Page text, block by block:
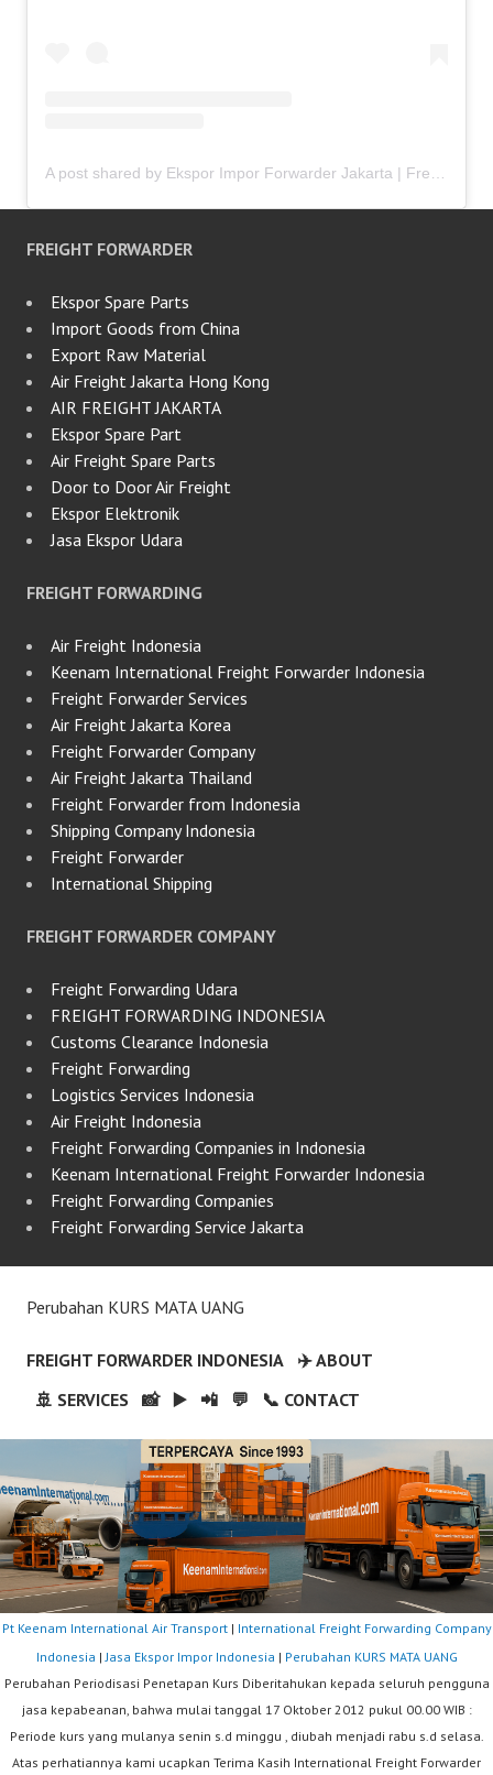
FREIGHT FORWARDER
Ekspor Spare Parts
Import Goods from China
Export Raw Material
Air Freight Jakarta Hong Kong
AIR FREIGHT JAKARTA
Ekspor Spare Part
Air Freight Spare Parts
Door to Door Air Freight
Ekspor Elektronik
Jasa Ekspor Udara
FREIGHT FORWARDING
Air Freight Indonesia
Keenam International Freight Forwarder Indonesia
Freight Forwarder Services
Air Freight Jakarta Korea
Freight Forwarder Company
Air Freight Jakarta Thailand
Freight Forwarder from Indonesia
Shipping Company Indonesia
Freight Forwarder
International Shipping
FREIGHT FORWARDER COMPANY
Freight Forwarding Udara
FREIGHT FORWARDING INDONESIA
Customs Clearance Indonesia
Freight Forwarding
Logistics Services Indonesia
Air Freight Indonesia
Freight Forwarding Companies in Indonesia
Keenam International Freight Forwarder Indonesia
Freight Forwarding Companies
Freight Forwarding Service Jakarta
Perubahan KURS MATA UANG
FREIGHT FORWARDER INDONESIA
✈️ ABOUT
🚢 SERVICES
📸 ▶️ 📲 💬 📞 CONTACT
Pt Keenam International Air Transport| International Freight Forwarding Company
Indonesia | Jasa Ekspor Impor Indonesia | Perubahan KURS MATA UANG
Perubahan Periodisasi Penetapan Kurs Diberitahukan kepada seluruh pengguna
jasa kepabeanan, bahwa mulai tanggal 17 Oktober 2012 pukul 00.00 WIB :
Periode kurs yang mulanya senin s.d minggu , diubah menjadi rabu s.d selasa.
Atas perhatiannya kami ucapkan Terima Kasih International Freight Forwarder